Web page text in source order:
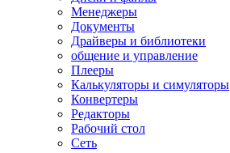
Менеджеры
Документы
Драйверы и библиотеки
общение и управление
Плееры
Калькуляторы и симуляторы
Конвертеры
Редакторы
Рабочий стол
Сеть